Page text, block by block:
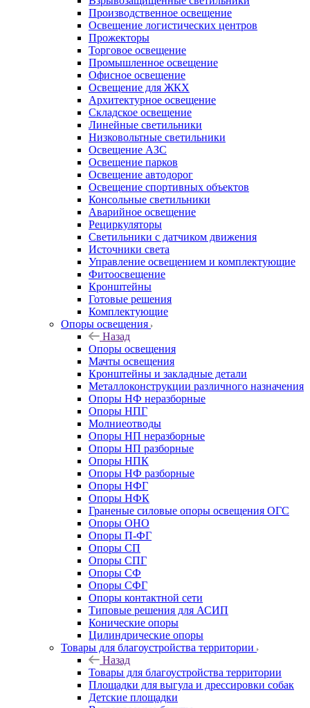
Производственное освещение
Освещение логистических центров
Прожекторы
Торговое освещение
Промышленное освещение
Офисное освещение
Освещение для ЖКХ
Архитектурное освещение
Складское освещение
Линейные светильники
Низковольтные светильники
Освещение АЗС
Освещение парков
Освещение автодорог
Освещение спортивных объектов
Консольные светильники
Аварийное освещение
Рециркуляторы
Светильники с датчиком движения
Источники света
Управление освещением и комплектующие
Фитоосвещение
Кронштейны
Готовые решения
Комплектующие
Опоры освещения
Назад
Опоры освещения
Мачты освещения
Кронштейны и закладные детали
Металлоконструкции различного назначения
Опоры НФ неразборные
Опоры НПГ
Молниеотводы
Опоры НП неразборные
Опоры НП разборные
Опоры НПК
Опоры НФ разборные
Опоры НФГ
Опоры НФК
Граненые силовые опоры освещения ОГС
Опоры ОНО
Опоры П-ФГ
Опоры СП
Опоры СПГ
Опоры СФ
Опоры СФГ
Опоры контактной сети
Типовые решения для АСИП
Конические опоры
Цилиндрические опоры
Товары для благоустройства территории
Назад
Товары для благоустройства территории
Площадки для выгула и дрессировки собак
Детские площадки